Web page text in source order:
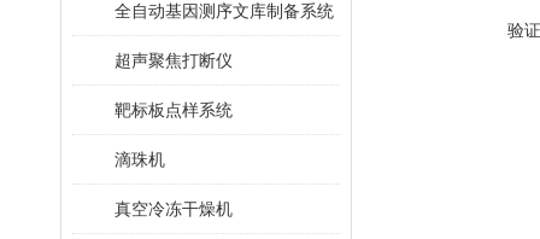
全自动基因测序文库制备系统
超声聚焦打断仪
靶标板点样系统
滴珠机
真空冷冻干燥机
验